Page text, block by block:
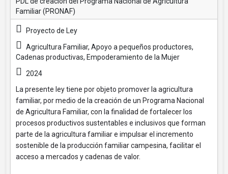
Familiar (PRONAF)
Proyecto de Ley
Agricultura Familiar, Apoyo a pequeños productores,
Cadenas productivas, Empoderamiento de la Mujer
2024
La presente ley tiene por objeto promover la agricultura
familiar, por medio de la creación de un Programa Nacional
de Agricultura Familiar, con la finalidad de fortalecer los
procesos productivos sustentables e inclusivos que forman
parte de la agricultura familiar e impulsar el incremento
sostenible de la producción familiar campesina, facilitar el
acceso a mercados y cadenas de valor.